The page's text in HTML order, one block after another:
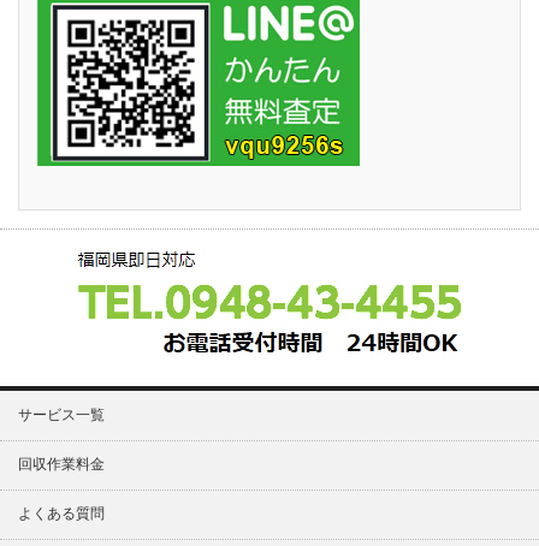
サービス一覧
回収作業料金
よくある質問